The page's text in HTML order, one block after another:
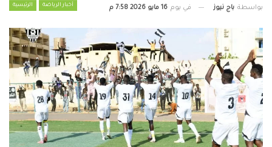
أخبار الرياضة الرئيسية بواسطة باج نيوز في يوم 16 مايو 2026 7:58 م